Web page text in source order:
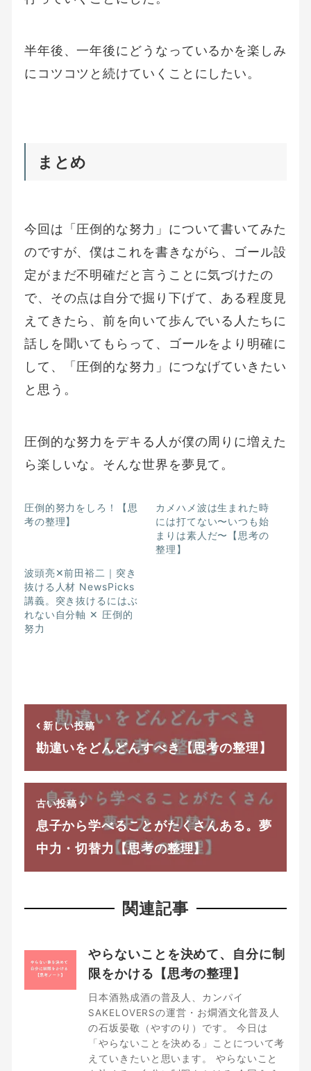
半年後、一年後にどうなっているかを楽しみ
にコツコツと続けていくことにしたい。
まとめ
今回は「圧倒的な努力」について書いてみた
のですが、僕はこれを書きながら、ゴール設
定がまだ不明確だと言うことに気づけたの
で、その点は自分で掘り下げて、ある程度見
えてきたら、前を向いて歩んでいる人たちに
話しを聞いてもらって、ゴールをより明確に
して、「圧倒的な努力」につなげていきたい
と思う。
圧倒的な努力をデキる人が僕の周りに増えた
ら楽しいな。そんな世界を夢見て。
圧倒的努力をしろ！【思
考の整理】
カメハメ波は生まれた時
には打てない〜いつも始
まりは素人だ〜【思考の
整理】
波頭亮✕前田裕二｜突き
抜ける人材 NewsPicks
講義。突き抜けるにはぶ
れない自分軸 ✕ 圧倒的
努力
新しい投稿
勘違いをどんどんすべき【思考の整理】
古い投稿
息子から学べることがたくさんある。夢
中力・切替力【思考の整理】
関連記事
やらないことを決めて、自分に制
限をかける【思考の整理】
日本酒熟成酒の普及人、カンパイ
SAKELOVERSの運営・お燗酒文化普及人
の石坂晏敬（やすのり）です。 今日は
「やらないことを決める」ことについて考
えていきたいと思います。 やらないこと